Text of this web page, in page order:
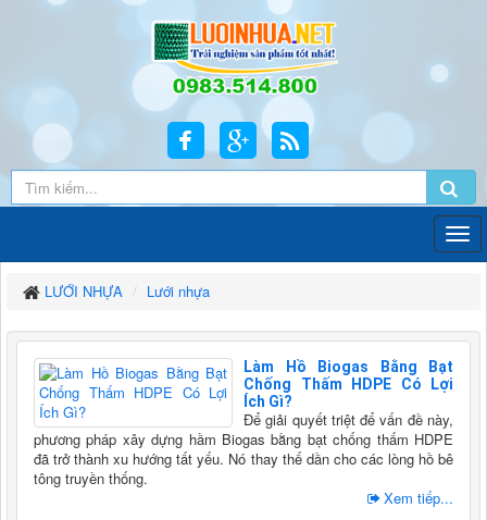
LƯỚI NHỰA Lưới nhựa
Làm Hồ Biogas Bằng Bạt
Chống Thấm HDPE Có Lợi
Ích Gì?
Để giải quyết triệt để vấn đề này,
phương pháp xây dựng hầm Biogas bằng bạt chống thấm HDPE
đã trở thành xu hướng tất yếu. Nó thay thế dần cho các lòng hồ bê
tông truyền thống.
Xem tiếp...